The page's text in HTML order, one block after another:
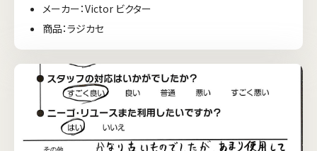
メーカー：Victor ビクター
商品：ラジカセ